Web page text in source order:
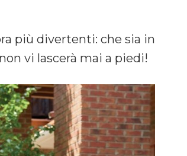
più divertenti: che sia in
vi lascerà mai a piedi!